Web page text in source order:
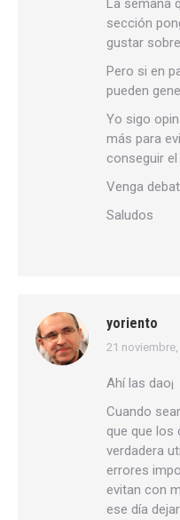
La semana
sección
gustar
Pero si en
pueden
Yo sigo
más para
conseguir el
Venga
Saludos
yoriento
dice:
21
Ahí las dao¡
Cuando
que que los
verdadera
errores
evitan con
ese día